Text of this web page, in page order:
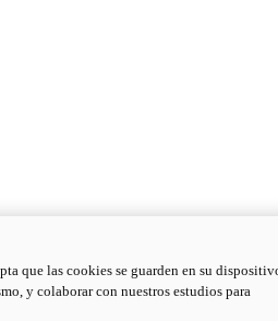
que las cookies se guarden en su
y colaborar con nuestros estudios para